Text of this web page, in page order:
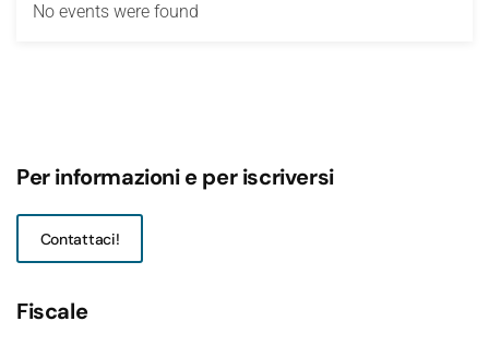
No events were found
Per informazioni e per iscriversi
Contattaci!
Fiscale